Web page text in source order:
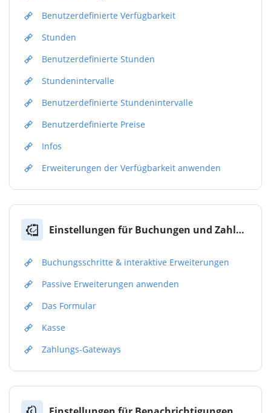
Benutzerdefinierte Verfügbarkeit
Stunden
Benutzerdefinierte Stunden
Stundenintervalle
Benutzerdefinierte Stundenintervalle
Benutzerdefinierte Preise
Infos
Erweiterungen der Verfügbarkeit anwenden
Einstellungen für Buchungen und Zahlungen
Buchungsschritte & interaktive Erweiterungen
Passive Erweiterungen anwenden
Das Formular
Kasse
Zahlungs-Gateways